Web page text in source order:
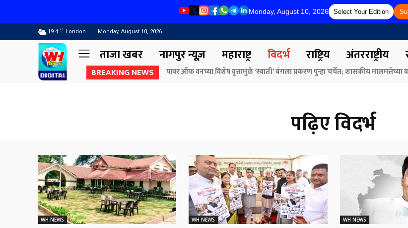
Monday, August 10, 2026 Select Your Edition
19.4 C London Monday, August 10, 2026
ताजा खबर नागपुर न्यूज़ महाराष्ट्र विदर्भ राष्ट्रिय अंतरराष्ट्रीय
BREAKING NEWS
पावर ऑफ वनच्या विशेष वृत्तामुळे ‘स्वाती’ बंगला प्रकरण पुन्हा चर्चेत; शासकीय मालमत्तेच्या
राज्यपाल जिष्णु देव वर्मा व केंद्रीय मंत्री नितीन गडकरी यांच्या हस्ते ‘मंथन4युवा’च्या
पढ़िएविदर्भ
WH NEWS WH NEWS WH NEWS